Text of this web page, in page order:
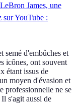
James, une
sur YouTube :
semé d'embûches et
icônes, ont souvent
étant issus de
moyen d'évasion et
professionnelle ne se
s'agit aussi de